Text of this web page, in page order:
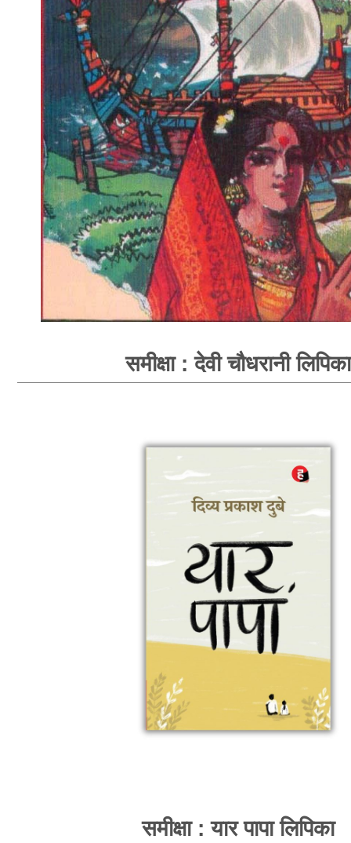
समीक्षा : देवी चौधरानी लिपिका
समीक्षा : यार पापा लिपिका